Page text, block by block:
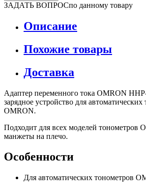
ЗАДАТЬ ВОПРОСпо данному товару
Описание
Похожие товары
Доставка
Адаптер переменного тока OMRON
зарядное устройство для автоматических
OMRON.
Подходит для всех моделей тонометров
манжеты на плечо.
Особенности
Для автоматических тонометров